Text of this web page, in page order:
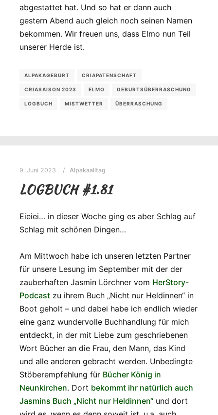
abgestattet hat. Und so hat er dann auch
gestern Abend auch gleich noch seinen Namen
bekommen. Wir freuen uns, dass Elmo nun Teil
unserer Herde ist.
ALPAKAGEBURT CRIAPATENSCHAFT
CRIASAISON 2023 ELMO GEBURTSÜBERRASCHUNG
LOGBUCH MISTWETTER ÜBERRASCHUNG
9. Juni 2023 Alpakaalltag
LOGBUCH #1.81
Eieiei… in dieser Woche ging es aber Schlag auf
Schlag mit schönen Dingen…
Am Mittwoch habe ich unseren letzten Partner
für unsere Lesung im September mit der der
zauberhaften Jasmin Lörchner vom HerStory-
Podcast zu ihrem Buch „Nicht nur Heldinnen“ in
Boot geholt – und dabei habe ich endlich wieder
eine ganz wundervolle Buchhandlung für mich
entdeckt, in der mit Liebe zum geschriebenen
Wort Bücher an die Frau, den Mann, das Kind
und alle anderen gebracht werden. Unbedingte
Stöberempfehlung für Bücher König in
Neunkirchen. Dort bekommt ihr natürlich auch
Jasmins Buch „Nicht nur Heldinnen“ und dort